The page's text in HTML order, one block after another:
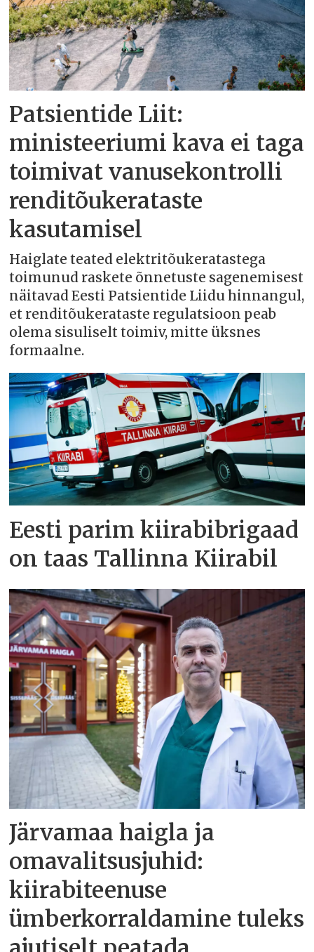
Patsientide Liit:
ministeeriumi kava ei taga
toimivat vanusekontrolli
renditõukerataste
kasutamisel
Haiglate teated elektritõukeratastega
toimunud raskete õnnetuste sagenemisest
näitavad Eesti Patsientide Liidu hinnangul,
et renditõukerataste regulatsioon peab
olema sisuliselt toimiv, mitte üksnes
formaalne.
Eesti parim kiirabibrigaad
on taas Tallinna Kiirabil
Järvamaa haigla ja
omavalitsusjuhid:
kiirabiteenuse
ümberkorraldamine tuleks